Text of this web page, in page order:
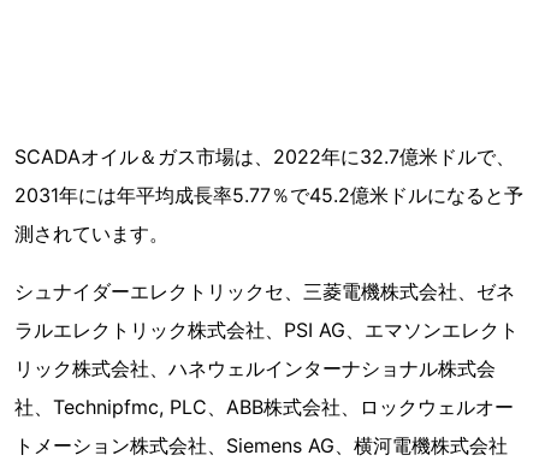
SCADAオイル＆ガス市場は、2022年に32.7億米ドルで、
2031年には年平均成長率5.77％で45.2億米ドルになると予
測されています。
シュナイダーエレクトリックセ、三菱電機株式会社、ゼネ
ラルエレクトリック株式会社、PSI AG、エマソンエレクト
リック株式会社、ハネウェルインターナショナル株式会
社、Technipfmc, PLC、ABB株式会社、ロックウェルオー
トメーション株式会社、Siemens AG、横河電機株式会社